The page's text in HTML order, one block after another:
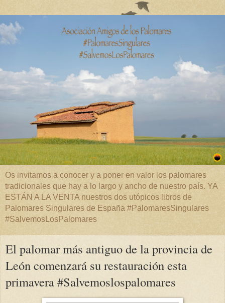
Os invitamos a conocer y a poner en valor los palomares
tradicionales que hay a lo largo y ancho de nuestro país. YA
ESTÁN A LA VENTA nuestros dos utópicos libros de
Palomares Singulares de España #PalomaresSingulares
#SalvemosLosPalomares
El palomar más antiguo de la provincia de
León comenzará su restauración esta
primavera #Salvemoslospalomares